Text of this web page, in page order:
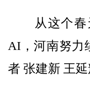
从这个春
AI，河南努力
者 张建新 王